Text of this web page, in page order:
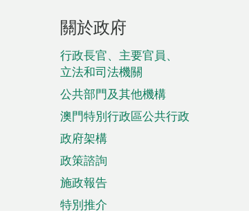
頁
腳
菜
單
關於政府
行政長官、主要官員、
立法和司法機關
公共部門及其他機構
澳門特別行政區公共行政
政府架構
政策諮詢
施政報告
特別推介